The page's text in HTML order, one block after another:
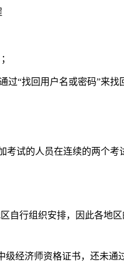
“找回用户名或密码”来找
试的人员在连续的两个
自行组织安排，因此各地
经济师资格证书，还未通